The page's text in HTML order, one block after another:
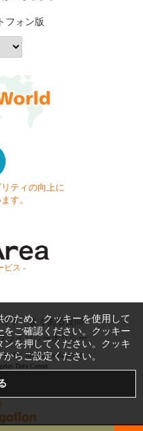
フォン版
ティの向上に
す。
ビス -
ド
よくある質問
ライバシーポリシー
Inc. All Rights Reserved.
Data Center
ため、クッキーを使用して
をご確認ください。クッキー
を押してください。クッキ
らご設定ください。